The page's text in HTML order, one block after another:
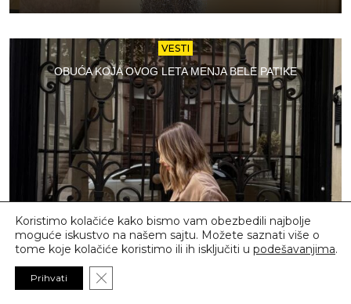
VESTI
OBUĆA KOJA OVOG LETA MENJA BELE PATIKE
Koristimo kolačiće kako bismo vam obezbedili najbolje
moguće iskustvo na našem sajtu. Možete saznati više o
tome koje kolačiće koristimo ili ih isključiti u podešavanjima.
Prihvati Close GDPR Cookie Banner